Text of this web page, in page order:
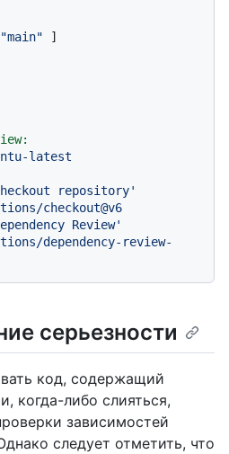
"main" ]
latest
repository'
checkout@v6
Review'
dependency-review-
серьезности
код, содержащий
когда-либо слияться,
зависимостей
следует отметить, что